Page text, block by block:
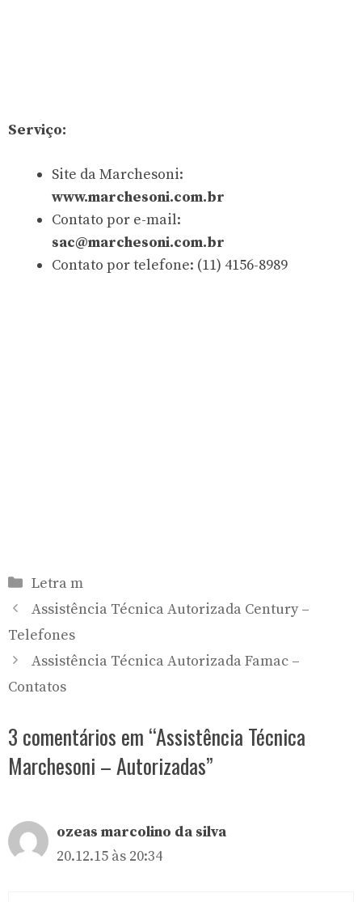
Serviço:
Site da Marchesoni:
www.marchesoni.com.br
Contato por e-mail:
sac@marchesoni.com.br
Contato por telefone: (11) 4156-8989
Categorias
Letra m
Assistência Técnica Autorizada Century –
Telefones
Assistência Técnica Autorizada Famac –
Contatos
3 comentários em “Assistência Técnica
Marchesoni – Autorizadas”
ozeas marcolino da silva
20.12.15 às 20:34